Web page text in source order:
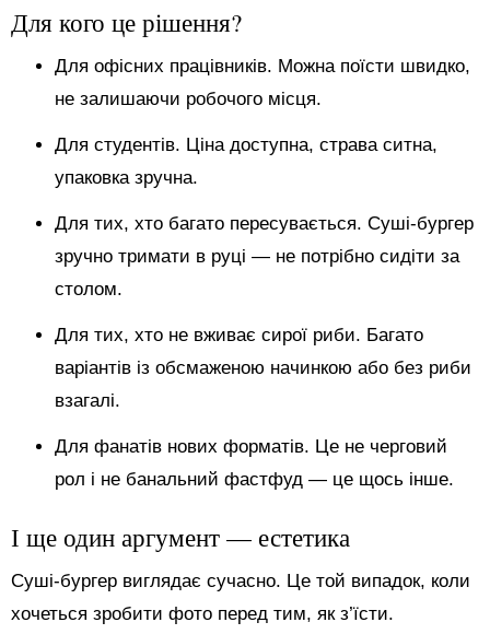
Для кого це рішення?
Для офісних працівників. Можна поїсти швидко,
не залишаючи робочого місця.
Для студентів. Ціна доступна, страва ситна,
упаковка зручна.
Для тих, хто багато пересувається. Суші-бургер
зручно тримати в руці — не потрібно сидіти за
столом.
Для тих, хто не вживає сирої риби. Багато
варіантів із обсмаженою начинкою або без риби
взагалі.
Для фанатів нових форматів. Це не черговий
рол і не банальний фастфуд — це щось інше.
І ще один аргумент — естетика
Суші-бургер виглядає сучасно. Це той випадок, коли
хочеться зробити фото перед тим, як з’їсти.